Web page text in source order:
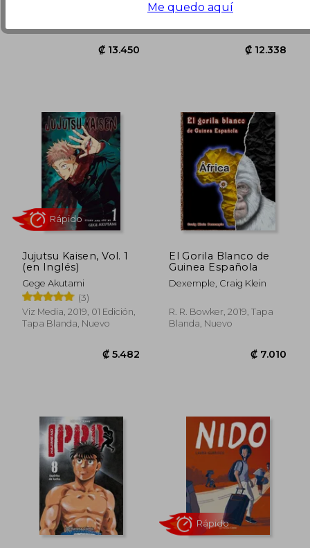
₡ 9.213
₡ 21.636 ₡
Debolsillo, 2024, 1 Edición,
Jujutsu Kaisen, Vol. 1
(en Inglés)
Gege Akutami
(3)
Viz Media, 2019, 01 Edición,
Tapa Blanda, Nuevo
El Gorila Blanco de
Guinea Española
Dexemple, Craig Klein
R. R. Bowker, 2019, Tapa
Blanda, Nuevo
Me quedo aquí